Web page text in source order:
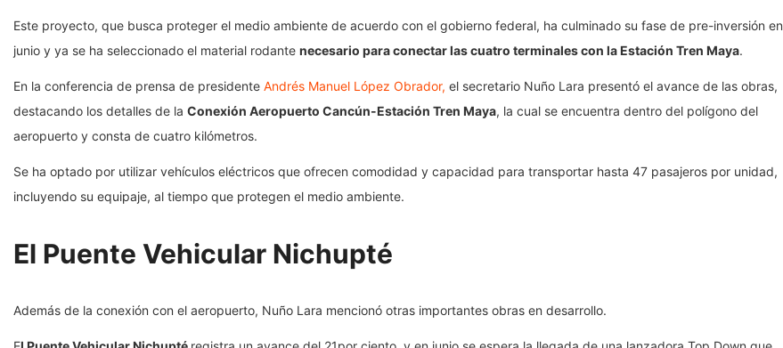
Este proyecto, que busca proteger el medio ambiente de acuerdo con el gobierno federal, ha culminado su fase de pre-inversión en
junio y ya se ha seleccionado el material rodante necesario para conectar las cuatro terminales con la Estación Tren Maya.
En la conferencia de prensa de presidente Andrés Manuel López Obrador, el secretario Nuño Lara presentó el avance de las obras,
destacando los detalles de la Conexión Aeropuerto Cancún-Estación Tren Maya, la cual se encuentra dentro del polígono del
aeropuerto y consta de cuatro kilómetros.
Se ha optado por utilizar vehículos eléctricos que ofrecen comodidad y capacidad para transportar hasta 47 pasajeros por unidad,
incluyendo su equipaje, al tiempo que protegen el medio ambiente.
El Puente Vehicular Nichupté
Además de la conexión con el aeropuerto, Nuño Lara mencionó otras importantes obras en desarrollo.